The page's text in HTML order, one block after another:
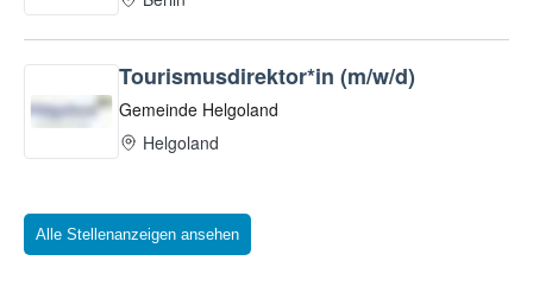
Alle Stellenanzeigen ansehen